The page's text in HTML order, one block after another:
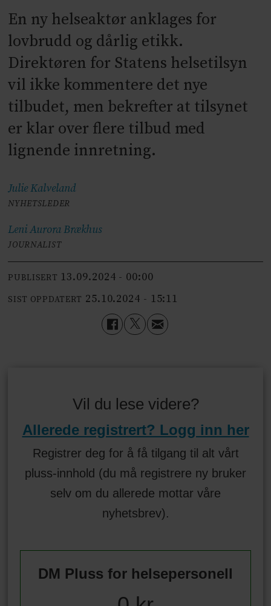
En ny helseaktør anklages for
lovbrudd og dårlig etikk.
Direktøren for Statens helsetilsyn
vil ikke kommentere det nye
tilbudet, men bekrefter at tilsynet
er klar over flere tilbud med
lignende innretning.
JulieKalveland
NYHETSLEDER
Leni AuroraBrækhus
JOURNALIST
PUBLISERT 13.09.2024 - 00:00
SIST OPPDATERT 25.10.2024 - 15:11
Vil du lese videre?
Allerede registrert? Logg inn her
Registrer deg for å få tilgang til alt vårt
pluss-innhold (du må registrere ny bruker
selv om du allerede mottar våre
nyhetsbrev).
DM Pluss for helsepersonell